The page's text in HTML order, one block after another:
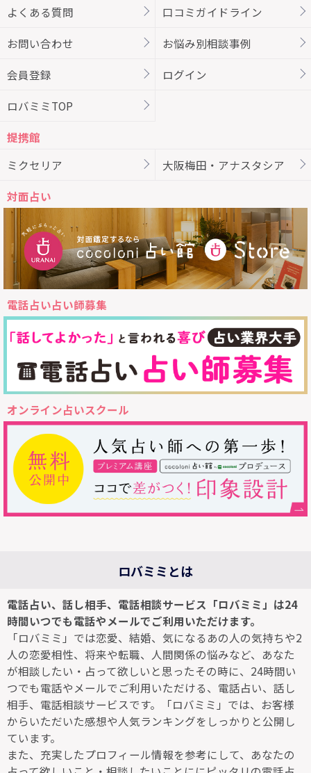
よくある質問 口コミガイドライン
お問い合わせ お悩み別相談事例
会員登録 ログイン
ロバミミTOP
提携館
ミクセリア
大阪梅田・アナスタシア
対面占い
電話占い占い師募集
オンライン占いスクール
ロバミミとは
電話占い、話し相手、電話相談サービス「ロバミミ」は24
時間いつでも電話やメールでご利用いただけます。
「ロバミミ」では恋愛、結婚、気になるあの人の気持ちや2
人の恋愛相性、将来や転職、人間関係の悩みなど、あなた
が相談したい・占って欲しいと思ったその時に、24時間い
つでも電話やメールでご利用いただける、電話占い、話し
相手、電話相談サービスです。「ロバミミ」では、お客様
からいただいた感想や人気ランキングをしっかりと公開し
ています。
また、充実したプロフィール情報を参考にして、あなたの